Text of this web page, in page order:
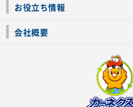
お役立ち情報
会社概要